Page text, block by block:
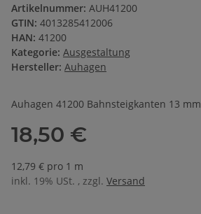
Artikelnummer: AUH41200
GTIN: 4013285412006
HAN: 41200
Kategorie: Ausgestaltung
Hersteller: Auhagen
Auhagen 41200 Bahnsteigkanten 13 mm
18,50 €
12,79 € pro 1 m
inkl. 19% USt. , zzgl. Versand